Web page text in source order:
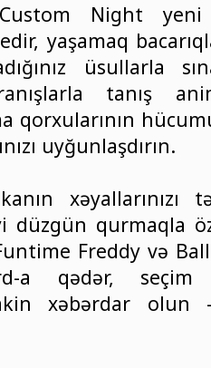
Night yeni
yaşamaq
üsullarla
tanış
qorxularının
uyğunlaşdırın.
xəyallarınızı
düzgün qurmaqla
Freddy və
a qədər,
lakin xəbərdar